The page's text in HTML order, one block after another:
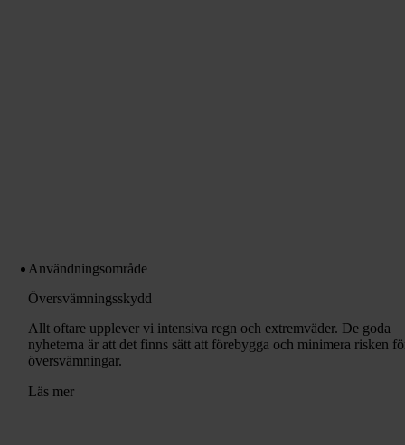
Användningsområde
Översvämningsskydd
Allt oftare upplever vi intensiva regn och extremväder. De goda
nyheterna är att det finns sätt att förebygga och minimera risken
översvämningar.
Läs mer